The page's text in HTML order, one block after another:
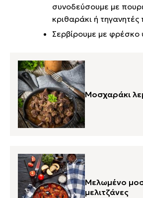
συνοδεύσουμε με
κριθαράκι ή τηγανητές
Σερβίρουμε με φρέσκο
Μοσχαράκι
Μελωμένο
μελιτζάνες